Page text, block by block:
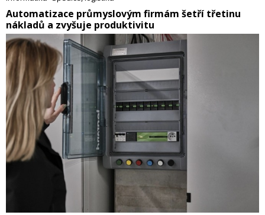
​Automatizace průmyslovým firmám šetří třetinu
nákladů a zvyšuje produktivitu